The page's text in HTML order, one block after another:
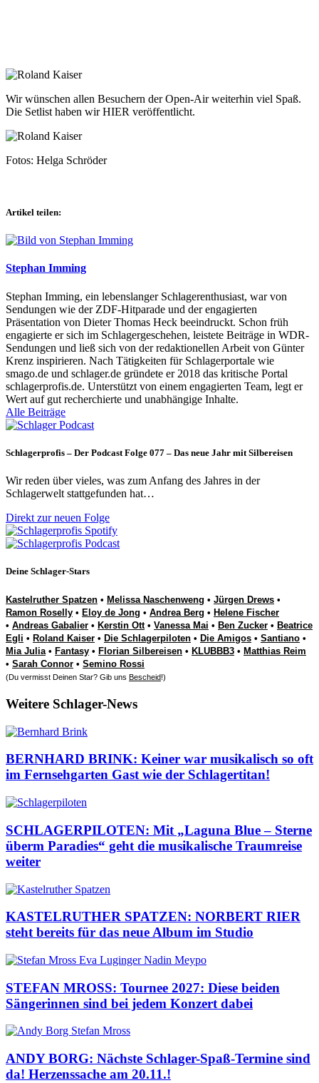
Wir wünschen allen Besuchern der Open-Air weiterhin viel Spaß.
Die Setlist haben wir HIER veröffentlicht.
Fotos: Helga Schröder
Artikel teilen:
Stephan Imming
Stephan Imming, ein lebenslanger Schlagerenthusiast, war von
Sendungen wie der ZDF-Hitparade und der engagierten
Präsentation von Dieter Thomas Heck beeindruckt. Schon früh
engagierte er sich im Schlagergeschehen, leistete Beiträge in WDR-
Sendungen und ließ sich von der redaktionellen Arbeit von Günter
Krenz inspirieren. Nach Tätigkeiten für Schlagerportale wie
smago.de und schlager.de gründete er 2018 das kritische Portal
schlagerprofis.de. Unterstützt von einem engagierten Team, legt er
Wert auf gut recherchierte und unabhängige Inhalte.
Alle Beiträge
Schlagerprofis – Der Podcast Folge 077 – Das neue Jahr mit Silbereisen
Wir reden über vieles, was zum Anfang des Jahres in der
Schlagerwelt stattgefunden hat…
Direkt zur neuen Folge
Deine Schlager-Stars
Kastelruther Spatzen • Melissa Naschenweng • Jürgen Drews •
Ramon Roselly • Eloy de Jong • Andrea Berg • Helene Fischer
• Andreas Gabalier • Kerstin Ott• Vanessa Mai • Ben Zucker • Beatrice
Egli • Roland Kaiser • Die Schlagerpiloten • Die Amigos • Santiano •
Mia Julia• Fantasy • Florian Silbereisen • KLUBBB3 • Matthias Reim
• Sarah Connor • Semino Rossi
(Du vermisst Deinen Star? Gib uns Bescheid!)
Weitere Schlager-News
BERNHARD BRINK: Keiner war musikalisch so oft
im Fernsehgarten Gast wie der Schlagertitan!
SCHLAGERPILOTEN: Mit „Laguna Blue – Sterne
überm Paradies“ geht die musikalische Traumreise
weiter
KASTELRUTHER SPATZEN: NORBERT RIER
steht bereits für das neue Album im Studio
STEFAN MROSS: Tournee 2027: Diese beiden
Sängerinnen sind bei jedem Konzert dabei
ANDY BORG: Nächste Schlager-Spaß-Termine sind
da! Herzenssache am 20.11.!